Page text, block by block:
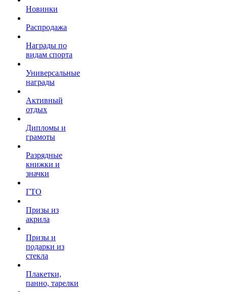
Новинки
Распродажа
Награды по
видам спорта
Универсальные
награды
Активный
отдых
Дипломы и
грамоты
Разрядные
книжки и
значки
ГТО
Призы из
акрила
Призы и
подарки из
стекла
Плакетки,
панно, тарелки